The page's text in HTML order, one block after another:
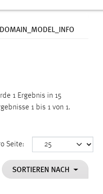
1 Ergebnis in 15
1 bis 1 von 1.
Seite:
SORTIEREN NACH
grundlegende
Funktion der